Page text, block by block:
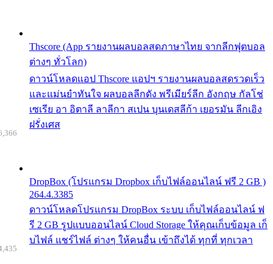
Thscore (App รายงานผลบอลสดภาษาไทย จากลีกฟุตบอล
ต่างๆ ทั่วโลก)
ดาวน์โหลดแอป Thscore แอปฯ รายงานผลบอลสดรวดเร็ว
และแม่นยำทันใจ ผลบอลลีกดัง พรีเมียร์ลีก อังกฤษ กัลโช่
เซเรีย อา อิตาลี ลาลีกา สเปน บุนเดสลีก้า เยอรมัน ลีกเอิง
ฝรั่งเศส
DropBox (โปรแกรม Dropbox เก็บไฟล์ออนไลน์ ฟรี 2 GB )
264.4.3385
ดาวน์โหลดโปรแกรม DropBox ระบบ เก็บไฟล์ออนไลน์ ฟ
รี 2 GB รูปแบบออนไลน์ Cloud Storage ให้คุณเก็บข้อมูล เก็
บไฟล์ แชร์ไฟล์ ต่างๆ ให้คนอื่น เข้าถึงได้ ทุกที่ ทุกเวลา